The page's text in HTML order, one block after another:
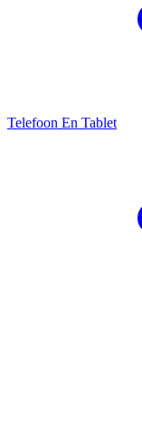
Telefoon En Tablet